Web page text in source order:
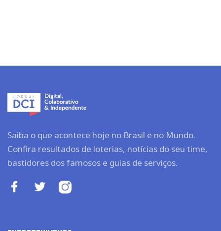
Saiba o que acontece hoje no Brasil e no Mundo.
Confira resultados de loterias, notícias do seu time,
bastidores dos famosos e guias de serviços.